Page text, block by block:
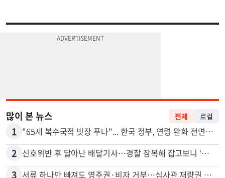
1 "65세 복수국적 빗장 푸나"... 한국 정부, 연령 완화 전면 추진